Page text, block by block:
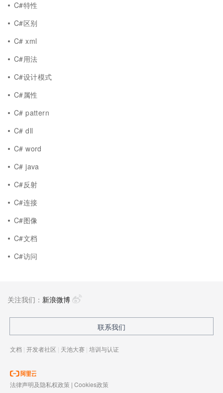
C#特性
C#区别
C# xml
C#用法
C#设计模式
C#属性
C# pattern
C# dll
C# word
C# java
C#反射
C#连接
C#图像
C#文档
C#访问
关注我们： 新浪微博
联系我们
文档 | 开发者社区 | 天池大赛 | 培训与认证
法律声明及隐私权政策 | Cookies政策